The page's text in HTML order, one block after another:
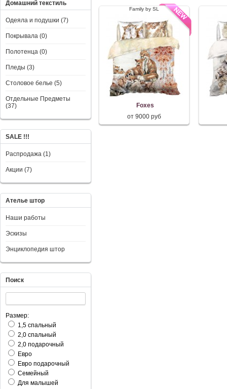
Домашний текстиль
Одеяла и подушки (7)
Покрывала (0)
Полотенца (0)
Пледы (3)
Столовое белье (5)
Отдельные Предметы
(37)
SALE !!!
Распродажа (1)
Акции (7)
Ателье штор
Наши работы
Эскизы
Энциклопедия штор
Поиск
Размер:
1,5 спальный
2,0 спальный
2,0 подарочный
Евро
Евро подарочный
Семейный
Для малышей
Family by SL
Foxes
от 9000 руб